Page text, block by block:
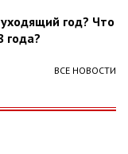
год? Что
года?
ВСЕ НОВОСТИ